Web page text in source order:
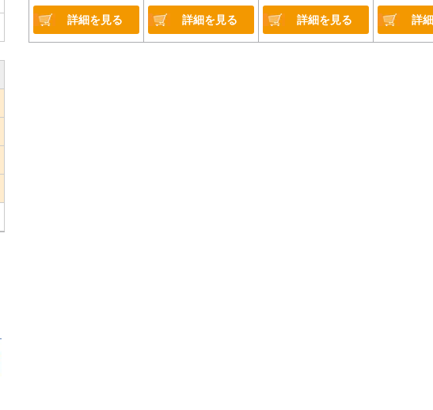
詳細を見る 詳細を見る 詳細を見る 詳